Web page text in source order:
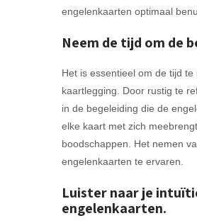
engelenkaarten optimaal
Neem de tijd om de
Het is essentieel om de tijd
kaartlegging. Door rustig te
in de begeleiding die de
elke kaart met zich
boodschappen. Het nemen
engelenkaarten te ervaren.
Luister naar je
engelenkaarten.